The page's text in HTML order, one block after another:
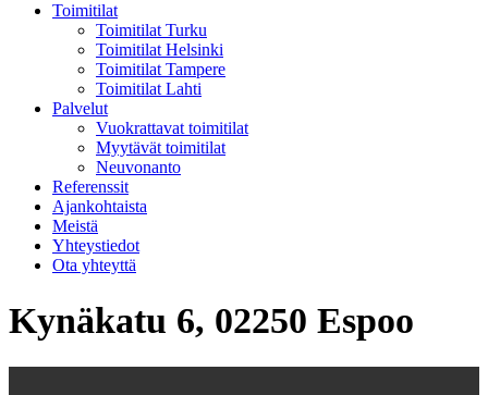
Toimitilat
Toimitilat Turku
Toimitilat Helsinki
Toimitilat Tampere
Toimitilat Lahti
Palvelut
Vuokrattavat toimitilat
Myytävät toimitilat
Neuvonanto
Referenssit
Ajankohtaista
Meistä
Yhteystiedot
Ota yhteyttä
Kynäkatu 6, 02250 Espoo